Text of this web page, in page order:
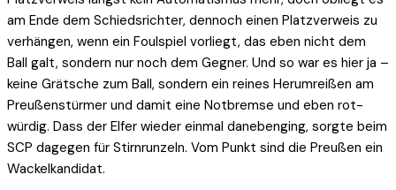
am Ende dem Schiedsrichter, dennoch einen Platzverweis zu
verhängen, wenn ein Foulspiel vorliegt, das eben nicht dem
Ball galt, sondern nur noch dem Gegner. Und so war es hier ja –
keine Grätsche zum Ball, sondern ein reines Herumreißen am
Preußenstürmer und damit eine Notbremse und eben rot-
würdig. Dass der Elfer wieder einmal danebenging, sorgte beim
SCP dagegen für Stirnrunzeln. Vom Punkt sind die Preußen ein
Wackelkandidat.